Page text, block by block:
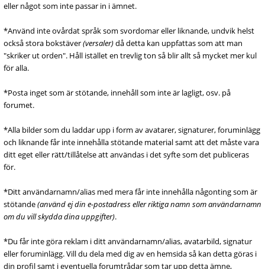
eller något som inte passar in i ämnet.
*Använd inte ovårdat språk som svordomar eller liknande, undvik helst
också stora bokstäver(versaler)då detta kan uppfattas som att man
"skriker ut orden". Håll istället en trevlig ton så blir allt så mycket mer kul
för alla.
*Posta inget som är stötande, innehåll som inte är lagligt, osv. på
forumet.
*Alla bilder som du laddar upp i form av avatarer, signaturer, foruminlägg
och liknande får inte innehålla stötande material samt att det måste vara
ditt eget eller rätt/tillåtelse att användas i det syfte som det publiceras
för.
*Ditt användarnamn/alias med mera får inte innehålla någonting som är
stötande(använd ej din e-postadress eller riktiga namn som användarnamn
om du vill skydda dina uppgifter).
*Du får inte göra reklam i ditt användarnamn/alias, avatarbild, signatur
eller foruminlägg. Vill du dela med dig av en hemsida så kan detta göras i
din profil samt i eventuella forumtrådar som tar upp detta ämne,